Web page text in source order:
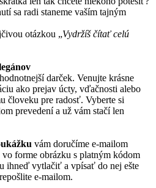
sa radi staneme vaším tajným
otázkou „Vydržíš čítať celú
darček. Venujte krásne
ako prejav úcty, vďačnosti alebo
človeku pre radosť. Vyberte si
prevedení a už vám stačí len
vám doručíme e-mailom
forme obrázku s platným kódom
ihneď vytlačiť a vpísať do nej ešte
e-mailom.